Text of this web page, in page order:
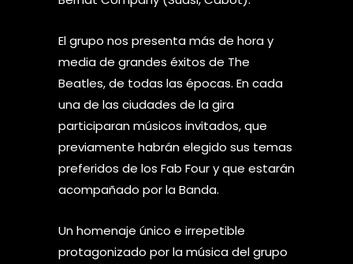
El grupo nos presenta más de hora y
media de grandes éxitos de The
Beatles, de todas las épocas. En cada
una de las ciudades de la gira
participaran músicos invitados, que
previamente habrán elegido sus temas
preferidos de los Fab Four y que estarán
acompañado por la Banda.
Un homenaje único e irrepetible
protagonizado por la música del grupo